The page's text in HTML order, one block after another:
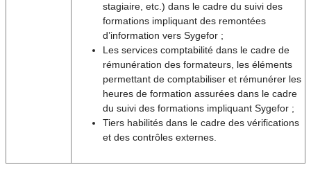
stagiaire, etc.) dans le cadre du suivi des
formations impliquant des remontées
d’information vers Sygefor ;
Les services comptabilité dans le cadre de
rémunération des formateurs, les éléments
permettant de comptabiliser et rémunérer les
heures de formation assurées dans le cadre
du suivi des formations impliquant Sygefor ;
Tiers habilités dans le cadre des vérifications
et des contrôles externes.